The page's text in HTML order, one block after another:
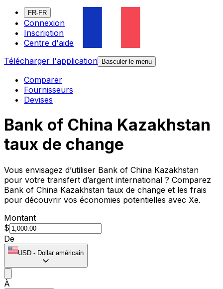
FR-FR
Connexion
Inscription
Centre d'aide
Télécharger l'application
Basculer le menu
Comparer
Fournisseurs
Devises
Bank of China Kazakhstan
taux de change
Vous envisagez d’utiliser Bank of China Kazakhstan
pour votre transfert d’argent international ? Comparez
Bank of China Kazakhstan taux de change et les frais
pour découvrir vos économies potentielles avec Xe.
Montant
$
De
USD - Dollar américain
À